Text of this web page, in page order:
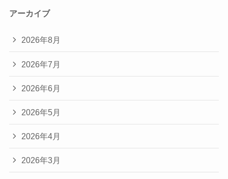
アーカイブ
2026年8月
2026年7月
2026年6月
2026年5月
2026年4月
2026年3月